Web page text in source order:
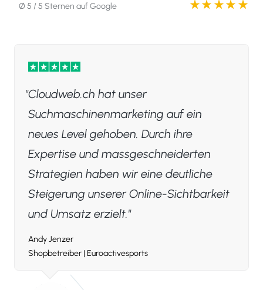
Ø 5 / 5 Sternen auf Google
Cloudweb.ch hat unser
Suchmaschinenmarketing auf ein
neues Level gehoben. Durch ihre
Expertise und massgeschneiderten
Strategien haben wir eine deutliche
Steigerung unserer Online-Sichtbarkeit
und Umsatz erzielt.
Andy Jenzer
Shopbetreiber| Euroactivesports